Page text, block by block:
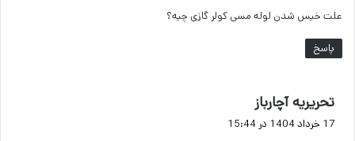
:
علت خیس شدن لوله مسی کولر گازی چیه؟
پاسخ
تحریریه آچارباز
ف
17 خرداد 1404 در 15:44